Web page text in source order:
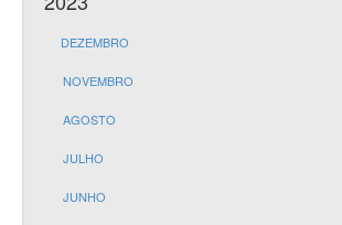
DEZEMBRO
NOVEMBRO
AGOSTO
JULHO
JUNHO